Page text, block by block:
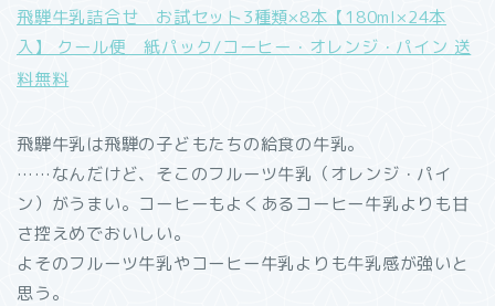
飛騨牛乳詰合せ お試セット3種類×8本【180ml×24本
入】 クール便 紙パック/コーヒー・オレンジ・パイン 送
料無料
飛騨牛乳は飛騨の子どもたちの給食の牛乳。
……なんだけど、そこのフルーツ牛乳（オレンジ・パイ
ン）がうまい。コーヒーもよくあるコーヒー牛乳よりも甘
さ控えめでおいしい。
よそのフルーツ牛乳やコーヒー牛乳よりも牛乳感が強いと
思う。